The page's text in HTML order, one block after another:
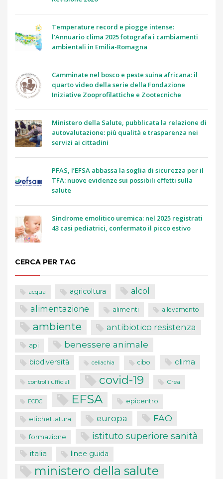
Temperature record e piogge intense:
l’Annuario clima 2025 fotografa i cambiamenti
ambientali in Emilia-Romagna
Camminate nel bosco e peste suina africana: il
quarto video della serie della Fondazione
Iniziative Zooprofilattiche e Zootecniche
Ministero della Salute, pubblicata la relazione di
autovalutazione: più qualità e trasparenza nei
servizi ai cittadini
PFAS, l’EFSA abbassa la soglia di sicurezza per il
TFA: nuove evidenze sui possibili effetti sulla
salute
Sindrome emolitico uremica: nel 2025 registrati
43 casi pediatrici, confermato il picco estivo
CERCA PER TAG
acqua agricoltura alcol
alimentazione alimenti allevamento
ambiente antibiotico resistenza
api benessere animale
biodiversità celiachia cibo clima
controlli ufficiali covid-19 Crea
ECDC EFSA epicentro
etichettatura europa FAO
formazione istituto superiore sanità
italia linee guida
ministero della salute